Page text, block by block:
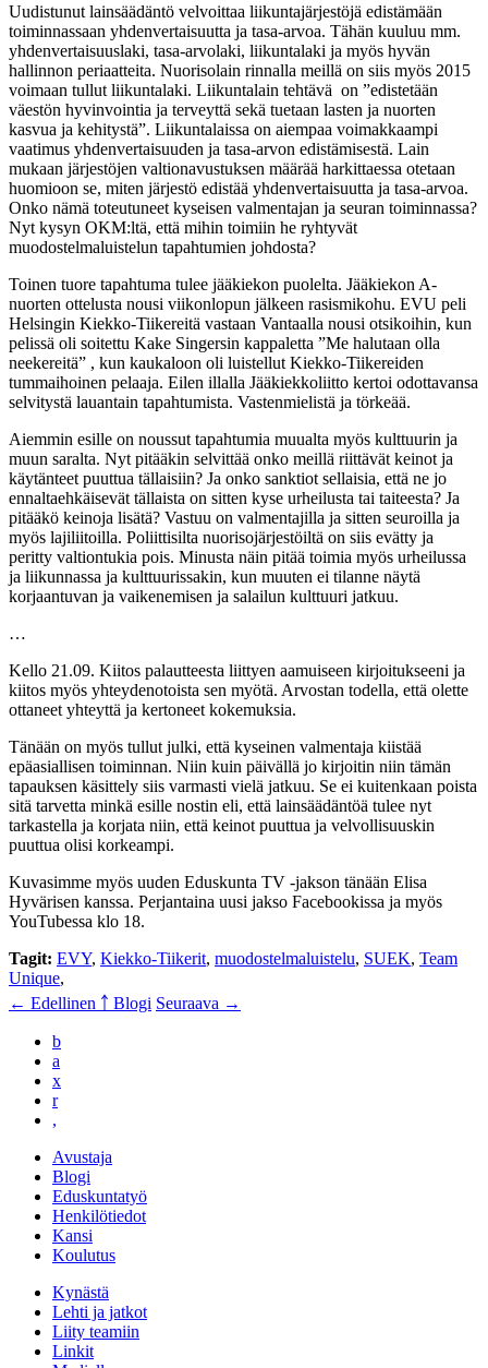
Uudistunut lainsäädäntö velvoittaa liikuntajärjestöjä edistämään
toiminnassaan yhdenvertaisuutta ja tasa-arvoa. Tähän kuuluu mm.
yhdenvertaisuuslaki, tasa-arvolaki, liikuntalaki ja myös hyvän
hallinnon periaatteita. Nuorisolain rinnalla meillä on siis myös 2015
voimaan tullut liikuntalaki. Liikuntalain tehtävä on ”edistetään
väestön hyvinvointia ja terveyttä sekä tuetaan lasten ja nuorten
kasvua ja kehitystä”. Liikuntalaissa on aiempaa voimakkaampi
vaatimus yhdenvertaisuuden ja tasa-arvon edistämisestä. Lain
mukaan järjestöjen valtionavustuksen määrää harkittaessa otetaan
huomioon se, miten järjestö edistää yhdenvertaisuutta ja tasa-arvoa.
Onko nämä toteutuneet kyseisen valmentajan ja seuran toiminnassa?
Nyt kysyn OKM:ltä, että mihin toimiin he ryhtyvät
muodostelmaluistelun tapahtumien johdosta?
Toinen tuore tapahtuma tulee jääkiekon puolelta. Jääkiekon A-
nuorten ottelusta nousi viikonlopun jälkeen rasismikohu. EVU peli
Helsingin Kiekko-Tiikereitä vastaan Vantaalla nousi otsikoihin, kun
pelissä oli soitettu Kake Singersin kappaletta ”Me halutaan olla
neekereitä” , kun kaukaloon oli luistellut Kiekko-Tiikereiden
tummaihoinen pelaaja. Eilen illalla Jääkiekkoliitto kertoi odottavansa
selvitystä lauantain tapahtumista. Vastenmielistä ja törkeää.
Aiemmin esille on noussut tapahtumia muualta myös kulttuurin ja
muun saralta. Nyt pitääkin selvittää onko meillä riittävät keinot ja
käytänteet puuttua tällaisiin? Ja onko sanktiot sellaisia, että ne jo
ennaltaehkäisevät tällaista on sitten kyse urheilusta tai taiteesta? Ja
pitääkö keinoja lisätä? Vastuu on valmentajilla ja sitten seuroilla ja
myös lajiliitoilla. Poliittisilta nuorisojärjestöiltä on siis evätty ja
peritty valtiontukia pois. Minusta näin pitää toimia myös urheilussa
ja liikunnassa ja kulttuurissakin, kun muuten ei tilanne näytä
korjaantuvan ja vaikenemisen ja salailun kulttuuri jatkuu.
…
Kello 21.09. Kiitos palautteesta liittyen aamuiseen kirjoitukseeni ja
kiitos myös yhteydenotoista sen myötä. Arvostan todella, että olette
ottaneet yhteyttä ja kertoneet kokemuksia.
Tänään on myös tullut julki, että kyseinen valmentaja kiistää
epäasiallisen toiminnan. Niin kuin päivällä jo kirjoitin niin tämän
tapauksen käsittely siis varmasti vielä jatkuu. Se ei kuitenkaan poista
sitä tarvetta minkä esille nostin eli, että lainsäädäntöä tulee nyt
tarkastella ja korjata niin, että keinot puuttua ja velvollisuuskin
puuttua olisi korkeampi.
Kuvasimme myös uuden Eduskunta TV -jakson tänään Elisa
Hyvärisen kanssa. Perjantaina uusi jakso Facebookissa ja myös
YouTubessa klo 18.
Tagit: EVY, Kiekko-Tiikerit, muodostelmaluistelu, SUEK, Team
Unique,
← Edellinen ￪ Blogi Seuraava →
b
a
x
r
,
Avustaja
Blogi
Eduskuntatyö
Henkilötiedot
Kansi
Koulutus
Kynästä
Lehti ja jatkot
Liity teamiin
Linkit